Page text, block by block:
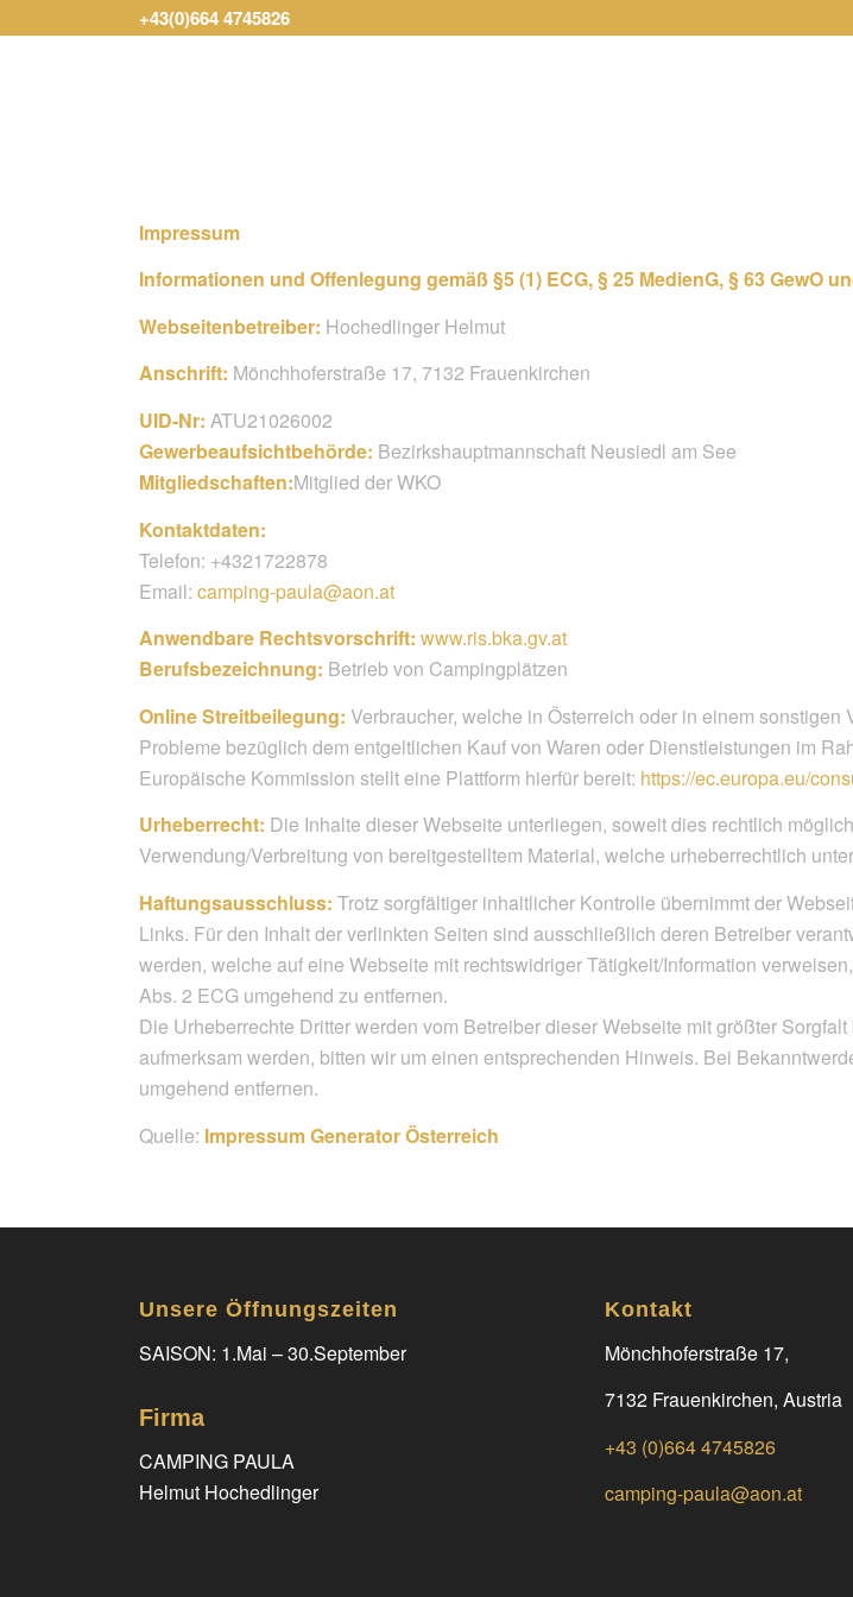
+43(0)664 4745826
Impressum
Informationen und Offenlegung gemäß §5 (1) ECG, § 25 MedienG, § 63 GewO
Webseitenbetreiber: Hochedlinger Helmut
Anschrift: Mönchhoferstraße 17, 7132 Frauenkirchen
UID-Nr: ATU21026002
Gewerbeaufsichtbehörde: Bezirkshauptmannschaft Neusiedl am See
Mitgliedschaften:Mitglied der WKO
Kontaktdaten:
Telefon: +4321722878
Email:camping-paula@aon.at
Anwendbare Rechtsvorschrift: www.ris.bka.gv.at
Berufsbezeichnung: Betrieb von Campingplätzen
Online Streitbeilegung: Verbraucher, welche in Österreich oder in einem
Probleme bezüglich dem entgeltlichen Kauf von Waren oder Dienstleistungen im
Europäische Kommission stellt eine Plattform hierfür bereit: https://ec.europa.eu/
Urheberrecht: Die Inhalte dieser Webseite unterliegen, soweit dies rechtlich
Verwendung/Verbreitung von bereitgestelltem Material, welche urheberrechtlich
Haftungsausschluss: Trotz sorgfältiger inhaltlicher Kontrolle übernimmt der
Links. Für den Inhalt der verlinkten Seiten sind ausschließlich deren Betreiber
werden, welche auf eine Webseite mit rechtswidriger Tätigkeit/Information
Abs. 2 ECG umgehend zu entfernen.
Die Urheberrechte Dritter werden vom Betreiber dieser Webseite mit größter
aufmerksam werden, bitten wir um einen entsprechenden Hinweis. Bei
umgehend entfernen.
Quelle: Impressum Generator Österreich
Unsere Öffnungszeiten
SAISON: 1.Mai – 30.September
Firma
CAMPING PAULA
Helmut Hochedlinger
Kontakt
Mönchhoferstraße 17,
7132 Frauenkirchen, Austria
+43 (0)664 4745826
camping-paula@aon.at